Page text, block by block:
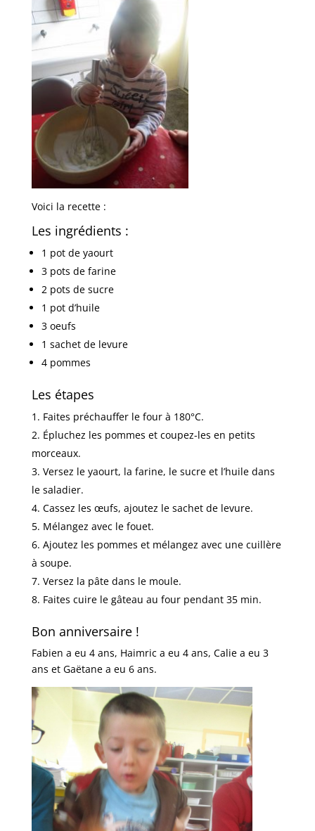
Voici la recette :
Les ingrédients :
1 pot de yaourt
3 pots de farine
2 pots de sucre
1 pot d’huile
3 oeufs
1 sachet de levure
4 pommes
Les étapes
Faites préchauffer le four à 180°C.
Épluchez les pommes et coupez-les en petits
morceaux.
Versez le yaourt, la farine, le sucre et l’huile dans
le saladier.
Cassez les œufs, ajoutez le sachet de levure.
Mélangez avec le fouet.
Ajoutez les pommes et mélangez avec une cuillère
à soupe.
Versez la pâte dans le moule.
Faites cuire le gâteau au four pendant 35 min.
Bon anniversaire !
Fabien a eu 4 ans, Haimric a eu 4 ans, Calie a eu 3
ans et Gaëtane a eu 6 ans.